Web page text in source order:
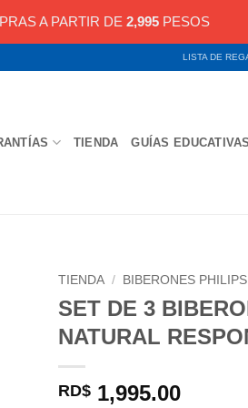
LISTA DE
TIENDA GUÍAS
TIENDA / BIBERONES
SET DE 3
NATURAL
RD$ 1,995.00
A PARTIR DE 2,995 PESOS